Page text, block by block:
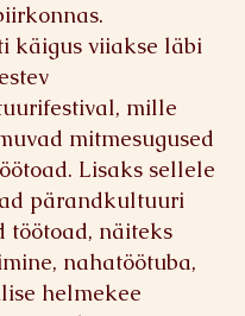
käigus viiakse läbi
mille
mitmesugused
Lisaks sellele
pärandkultuuri
töötoad, näiteks
nahatöötuba,
helmekee